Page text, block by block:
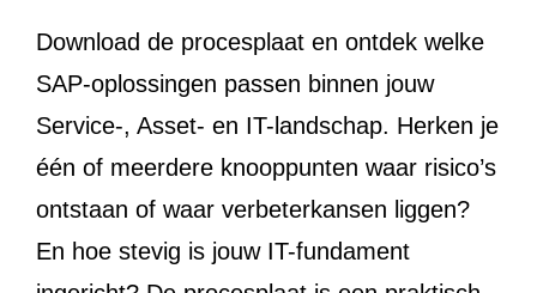
Download de procesplaat en ontdek welke
SAP-oplossingen passen binnen jouw
Service-, Asset- en IT-landschap. Herken je
één of meerdere knooppunten waar risico’s
ontstaan of waar verbeterkansen liggen?
En hoe stevig is jouw IT-fundament